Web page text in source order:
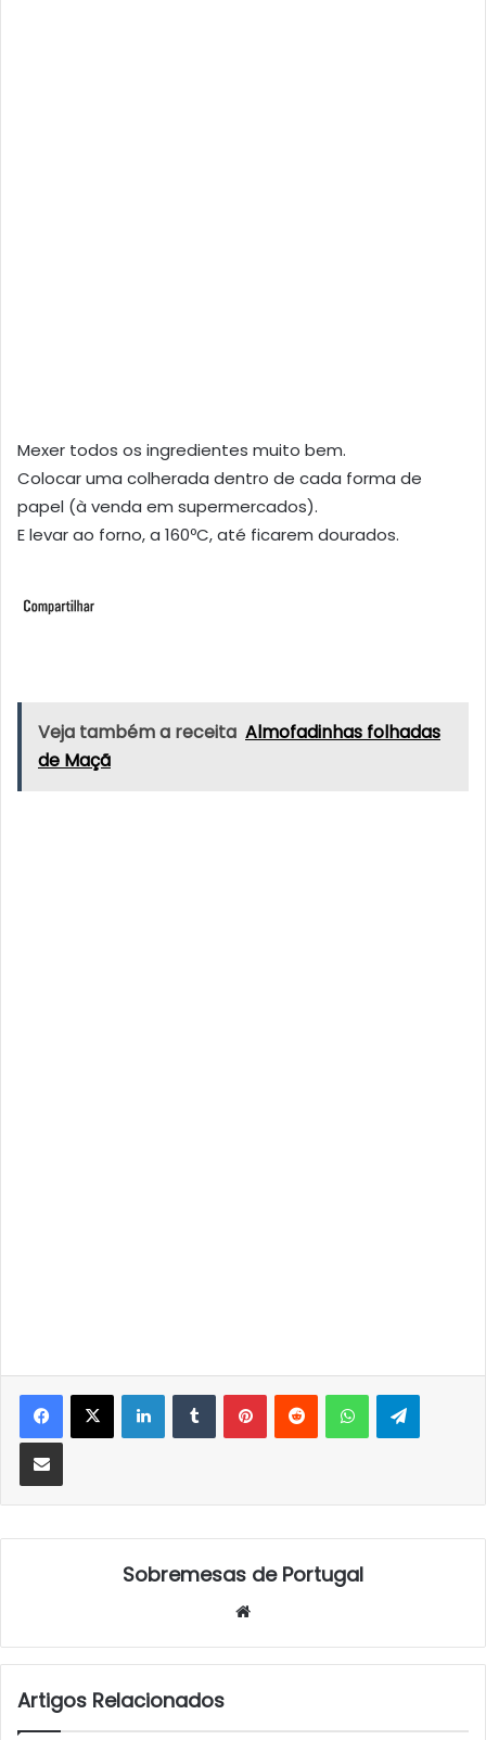
Mexer todos os ingredientes muito bem.
Colocar uma colherada dentro de cada forma de
papel (à venda em supermercados).
E levar ao forno, a 160ºC, até ficarem dourados.
Veja também a receita Almofadinhas folhadas
de Maçã
LinkedInTumblrPinterestReddit WhatsApp
Partilhar Via Email
Sobremesas de Portugal
Artigos Relacionados